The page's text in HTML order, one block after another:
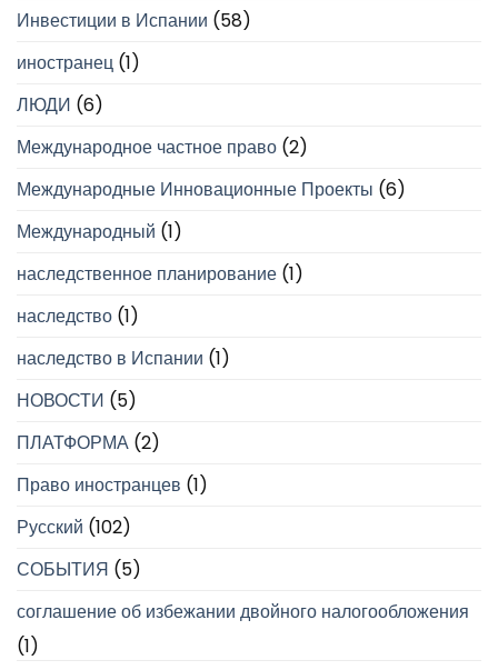
Инвестиции в Испании (58)
иностранец (1)
ЛЮДИ (6)
Международное частное право (2)
Международные Инновационные Проекты (6)
Международный (1)
наследственное планирование (1)
наследство (1)
наследство в Испании (1)
НОВОСТИ (5)
ПЛАТФОРМА (2)
Право иностранцев (1)
Русский (102)
СОБЫТИЯ (5)
соглашение об избежании двойного налогообложения
(1)